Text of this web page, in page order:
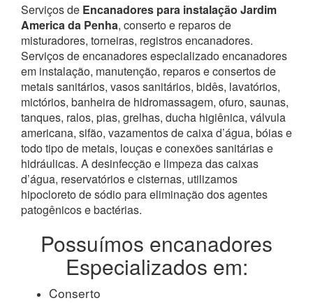
Serviços de Encanadores para instalação Jardim
America da Penha, conserto e reparos de
misturadores, torneiras, registros encanadores.
Serviços de encanadores especializado encanadores
em instalação, manutenção, reparos e consertos de
metais sanitários, vasos sanitários, bidês, lavatórios,
mictórios, banheira de hidromassagem, ofuro, saunas,
tanques, ralos, pias, grelhas, ducha higiênica, válvula
americana, sifão, vazamentos de caixa d’água, bóias e
todo tipo de metais, louças e conexões sanitárias e
hidráulicas. A desinfecção e limpeza das caixas
d’água, reservatórios e cisternas, utilizamos
hipocloreto de sódio para eliminação dos agentes
patogênicos e bactérias.
Possuímos encanadores
Especializados em:
Conserto